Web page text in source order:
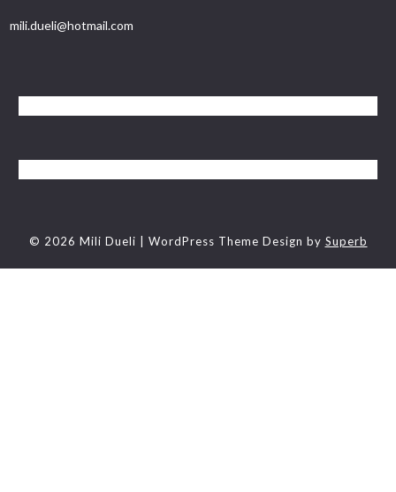
mili.dueli@hotmail.com
© 2026 Mili Dueli | WordPress Theme Design by Superb